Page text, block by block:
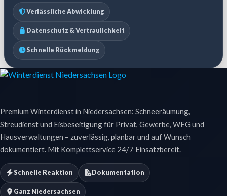
Verlässliche Abwicklung
Datenschutz & Vertraulichkeit
Schnelle Rückmeldung
Premium Winterdienst in Niedersachsen: Schneeräumung,
Streudienst und Eisbeseitigung für Privat, Gewerbe, WEG und
Hausverwaltungen – zuverlässig, planbar und auf Wunsch
dokumentiert. Mit Komplettservice 24/7 Einsatzbereit.
Schnelle Reaktion Dokumentation
Ganz Niedersachsen